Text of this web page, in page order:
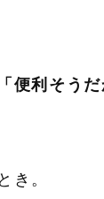
便利そう
き。